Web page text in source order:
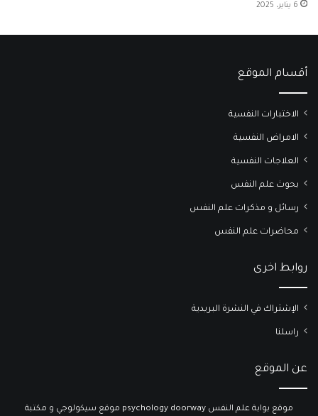
6 يناير، 2025
أقسام الموقع
الاختبارات النفسية
الامراض النفسية
العلاجات النفسية
بحوث علم النفس
رسائل و مذكرات علم النفس
محاضرات علم النفس
روابط اخرى
الإشتراك في النشرة البريدية
راسلنا
عن الموقع
موقع بوابة علم النفس psychology doorway موقع سيكولوجي و مكتبة